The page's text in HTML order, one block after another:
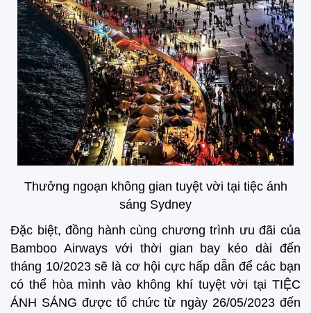
Thưởng ngoạn không gian tuyệt vời tại tiệc ánh
sáng Sydney
Đặc biệt, đồng hành cùng chương trình ưu đãi của
Bamboo Airways với thời gian bay kéo dài đến
tháng 10/2023 sẽ là cơ hội cực hấp dẫn để các bạn
có thể hòa mình vào không khí tuyệt vời tại TIỆC
ÁNH SÁNG được tổ chức từ ngày 26/05/2023 đến